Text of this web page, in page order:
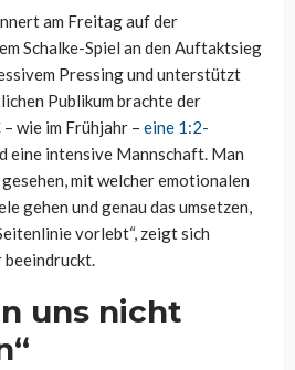
am Freitag auf der
Schalke-Spiel an den Auftaktsieg
Pressing und unterstützt
Publikum brachte der
wie im Frühjahr – eine 1:2-
eine intensive Mannschaft. Man
mit welcher emotionalen
gehen und genau das umsetzen,
vorlebt“, zeigt sich
beeindruckt.
uns nicht